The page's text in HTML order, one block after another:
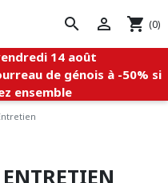
  shopping_cart (0)
14 août
de génois à -50% si
ensemble